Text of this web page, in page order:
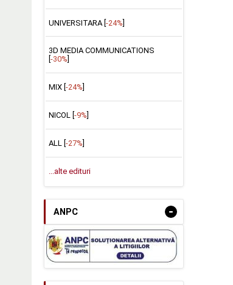
UNIVERSITARA [-24%]
3D MEDIA COMMUNICATIONS
-30%
MIX [ -24%
NICOL [ -9%
ALL [ -27%
...alte edituri
ANPC -